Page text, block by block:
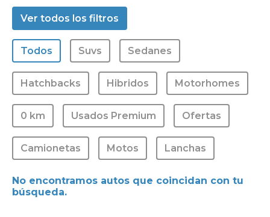
0 KM
Usados Premium
VENDÉ TU AUTO
CLIENTES
PREGUNTAS FRECUENTES
GARANTÍA CARMAK
CONOCÉ CARMAK
Ver todos los filtros
Todos Suvs Sedanes
Hatchbacks Hibridos Motorhomes
0 km Usados Premium Ofertas
Camionetas Motos Lanchas
No encontramos autos que coincidan con tu
búsqueda.